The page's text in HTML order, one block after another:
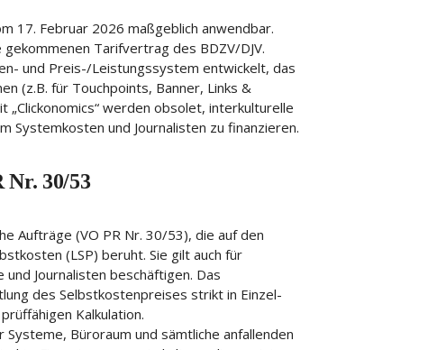
17. Februar 2026 maßgeblich anwendbar.
Tarifvertrag des BDZV/DJV.
und Preis-/Leistungssystem entwickelt, das
(z.B. für Touchpoints, Banner, Links &
werden obsolet, interkulturelle
Systemkosten und Journalisten zu finanzieren.
Nr. 30/53
Aufträge (VO PR Nr. 30/53), die auf den
(LSP) beruht. Sie gilt auch für
Journalisten beschäftigen. Das
des Selbstkostenpreises strikt in Einzel-
Kalkulation.
Büroraum und sämtliche anfallenden